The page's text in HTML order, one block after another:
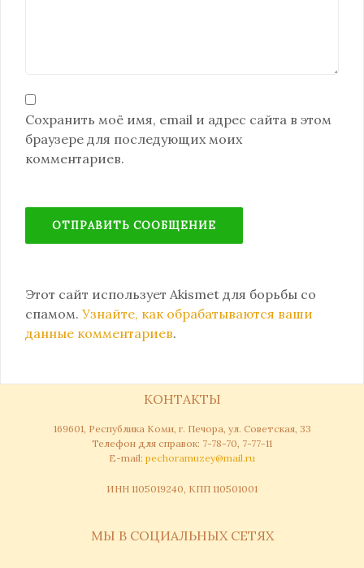
Сохранить моё имя, email и адрес сайта в этом
браузере для последующих моих
комментариев.
Этот сайт использует Akismet для борьбы со
спамом. Узнайте, как обрабатываются ваши
данные комментариев.
КОНТАКТЫ
169601, Республика Коми, г. Печора, ул. Советская, 33
Телефон для справок: 7-78-70, 7-77-11
Е-mail: pechoramuzey@mail.ru
ИНН 1105019240, КПП 110501001
МЫ В СОЦИАЛЬНЫХ СЕТЯХ